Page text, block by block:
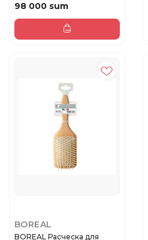
98 000 sum
BOREAL
BOREAL Расческа для